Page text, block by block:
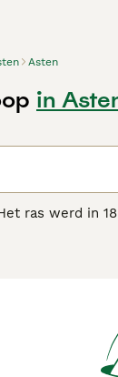
Asten
in
ras werd in
die kan
voor